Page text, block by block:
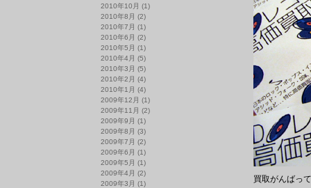
買取がんばっ
2010年10月 (1)
2010年8月 (2)
2010年7月 (1)
2010年6月 (2)
2010年5月 (1)
2010年4月 (5)
2010年3月 (5)
2010年2月 (4)
2010年1月 (4)
2009年12月 (1)
2009年11月 (2)
2009年9月 (1)
2009年8月 (3)
2009年7月 (2)
2009年6月 (1)
2009年5月 (1)
2009年4月 (2)
2009年3月 (1)